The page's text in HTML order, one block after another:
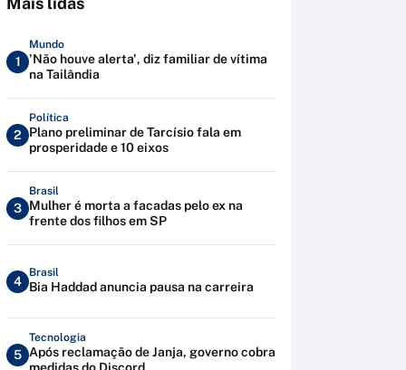
1
Mundo
'Não houve alerta', diz familiar de vítima
na Tailândia
2
Política
Plano preliminar de Tarcísio fala em
prosperidade e 10 eixos
3
Brasil
Mulher é morta a facadas pelo ex na
frente dos filhos em SP
4
Brasil
Bia Haddad anuncia pausa na carreira
5
Tecnologia
Após reclamação de Janja, governo cobra